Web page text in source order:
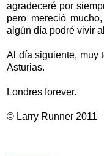
agradeceré por
pero mereció
algún día podré vivir
Al día siguiente, muy
Asturias.
Londres forever.
© Larry Runner 2011